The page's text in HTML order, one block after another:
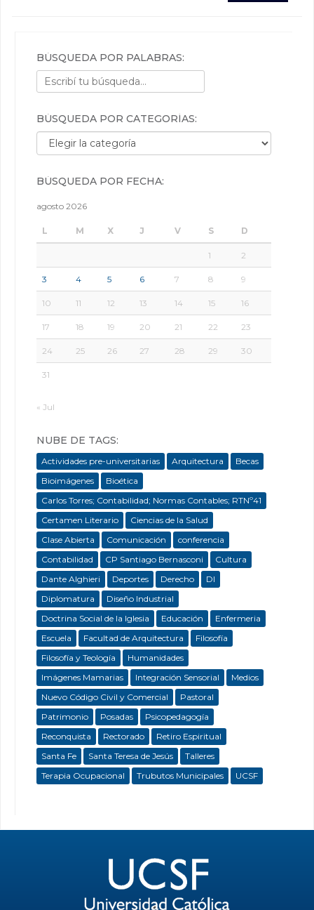
BÚSQUEDA POR PALABRAS:
BÚSQUEDA POR CATEGORÍAS:
Búsqueda por categorías:
BÚSQUEDA POR FECHA:
agosto 2026
L M X J V S D
1 2
3 4 5 6 7 8 9
10 11 12 13 14 15 16
17 18 19 20 21 22 23
24 25 26 27 28 29 30
31
« Jul
NUBE DE TAGS:
Actividades pre-universitarias Arquitectura
Becas
Bioimágenes
Bioética
Carlos Torres; Contabilidad; Normas Contables; RTNº41
Certamen Literario
Ciencias de la Salud
Clase Abierta
Comunicación
conferencia
Contabilidad
CP Santiago Bernasconi
Cultura
Dante Alghieri
Deportes Derecho
DI
Diplomatura
Diseño Industrial
Doctrina Social de la Iglesia
Educación
Enfermeria
Escuela
Facultad de Arquitectura
Filosofía
Filosofía y Teología
Humanidades
Imágenes Mamarias
Integración Sensorial
Medios
Nuevo Código Civil y Comercial
Pastoral
Patrimonio
Posadas
Psicopedagogía
Reconquista
Rectorado
Retiro Espiritual
Santa Fe
Santa Teresa de Jesús
Talleres
Terapia Ocupacional
Trubutos Municipales UCSF